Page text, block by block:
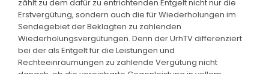
zählt zu dem dafür zu entrichtenden Entgelt nicht nur die
Erstvergütung, sondern auch die für Wiederholungen im
Sendegebiet der Beklagten zu zahlenden
Wiederholungsvergütungen. Denn der UrhTV differenziert
bei der als Entgelt für die Leistungen und
Rechteeinräumungen zu zahlende Vergütung nicht